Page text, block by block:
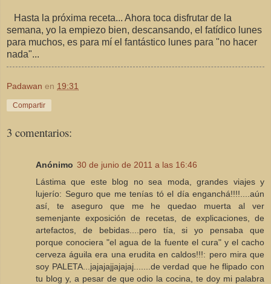
Hasta la próxima receta... Ahora toca disfrutar de la
semana, yo la empiezo bien, descansando, el fatídico lunes
para muchos, es para mí el fantástico lunes para "no hacer
nada"...
Padawan en 19:31
Compartir
3 comentarios:
Anónimo 30 de junio de 2011 a las 16:46
Lástima que este blog no sea moda, grandes viajes y
lujerío: Seguro que me tenías tó el día enganchá!!!!....aún
así, te aseguro que me he quedao muerta al ver
semenjante exposición de recetas, de explicaciones, de
artefactos, de bebidas....pero tía, si yo pensaba que
porque conociera "el agua de la fuente el cura" y el cacho
cerveza águila era una erudita en caldos!!!: pero mira que
soy PALETA...jajajajjajajaj.......de verdad que he flipado con
tu blog y, a pesar de que odio la cocina, te doy mi palabra